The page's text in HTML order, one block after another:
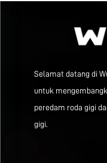
Selamat datang di
untuk
peredam roda gigi
gigi.